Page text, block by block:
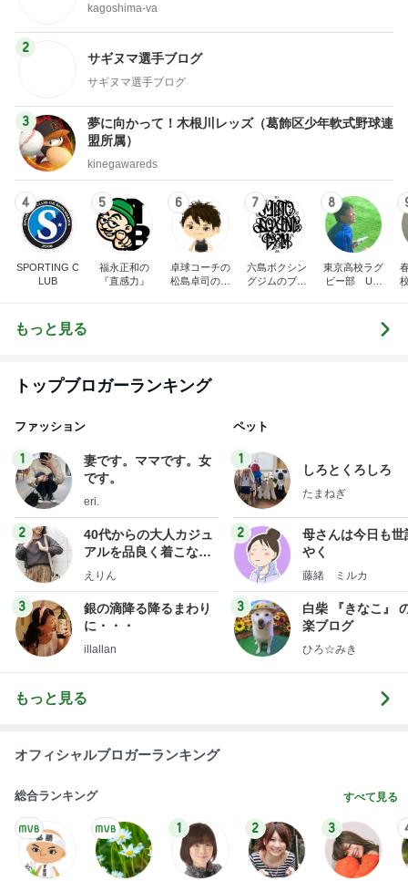
kagoshima-va
2
サギヌマ選手ブログ
サギヌマ選手ブログ
3
夢に向かって！木根川レッズ（葛飾区少年軟式野球連
盟所属）
kinegawareds
4
SPORTING C
LUB
5
福永正和の
『直感力』
6
卓球コーチの
松島卓司のブ
7
六島ボクシン
グジムのブロ
8
東京高校ラグ
ビー部 Uコ
もっと見る
トップブロガーランキング
ファッション
1
妻です。ママです。女
です。
eri.
2
40代からの大人カジュ
アルを品良く着こなす
ファッションブログ
えりん
3
銀の滴降る降るまわり
に・・・
illallan
ペット
1
しろとくろしろ
たまねぎ
2
母さんは今日も世
やく
藤緒 ミルカ
3
白柴 『きなこ』
楽ブログ
ひろ☆みき
もっと見る
オフィシャルブロガーランキング
総合ランキング すべて見る
1 2 3